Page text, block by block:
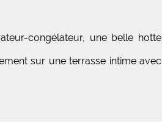
congélateur, une belle hotte
sur une terrasse intime avec